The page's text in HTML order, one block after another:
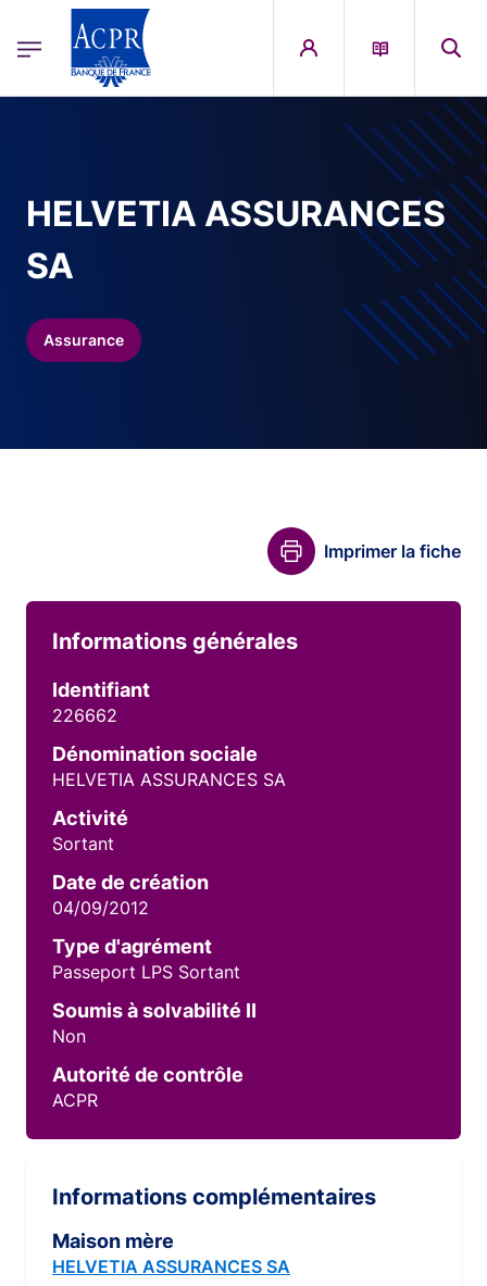
ACPR Menu Principal (French)
HELVETIA ASSURANCES
SA
Assurance
Imprimer la fiche
Informations générales
Identifiant
226662
Dénomination sociale
HELVETIA ASSURANCES SA
Activité
Sortant
Date de création
04/09/2012
Type d'agrément
Passeport LPS Sortant
Soumis à solvabilité II
Non
Autorité de contrôle
ACPR
Informations complémentaires
Maison mère
HELVETIA ASSURANCES SA